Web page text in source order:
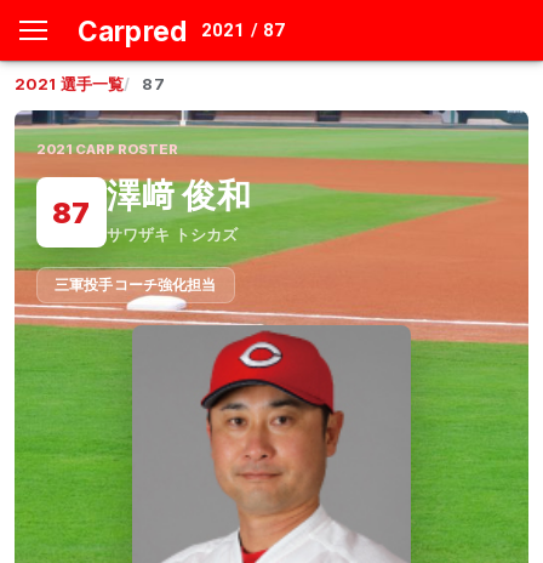
Carpred 2021 / 87
2021 選手一覧 87
2021CARP ROSTER
87 澤﨑 俊和
サワザキ トシカズ
三軍投手コーチ強化担当